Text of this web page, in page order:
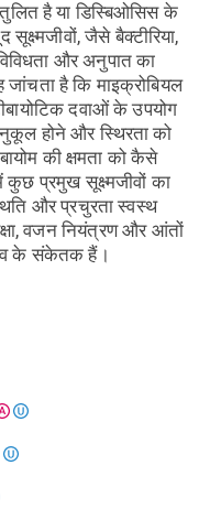
है या डिस्बिओसिस के
जैसे बैक्टीरिया,
और अनुपात का
है कि माइक्रोबियल
दवाओं के उपयोग
होने और स्थिरता को
की क्षमता को कैसे
कुछ प्रमुख सूक्ष्मजीवों का
और प्रचुरता स्वस्थ
वजन नियंत्रण और आंतों
के संकेतक हैं।